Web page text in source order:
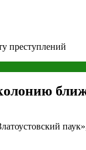
преступлений